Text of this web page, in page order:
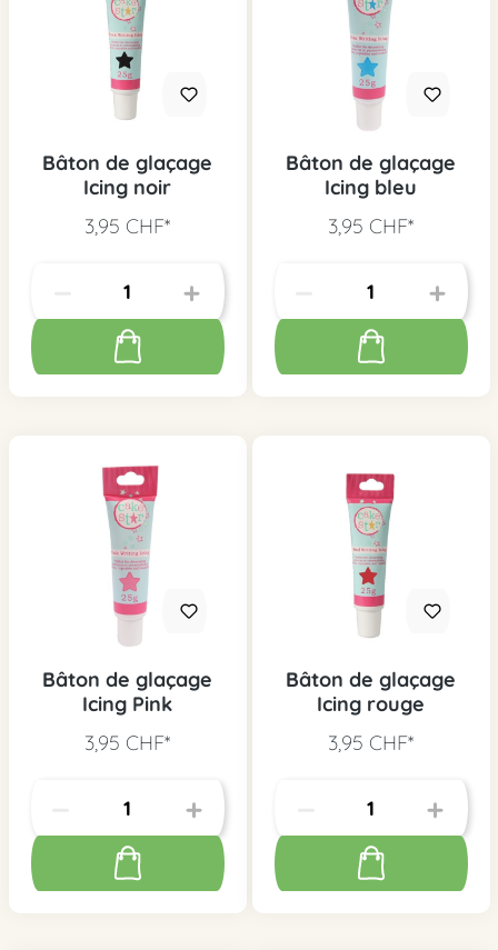
Bâton de glaçage
Icing noir
3,95 CHF*
Bâton de glaçage
Icing bleu
3,95 CHF*
Bâton de glaçage
Icing Pink
3,95 CHF*
Bâton de glaçage
Icing rouge
3,95 CHF*